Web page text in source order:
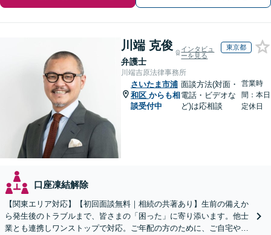
川端 克俊
弁護士
インタビュ
ーを見る
東京都
川端吉原法律事務所
さいたま市浦
和区 からも相
談受付中
面談方法(対面・
電話・ビデオな
ど)は応相談
営業時
間：本日
定休日
口座凍結解除
【関東エリア対応】【初回面談無料｜相続の共著あり】生前の備えか
ら発生後のトラブルまで、皆さまの「困った」に寄り添います。他士
業とも連携しワンストップで対応。ご年配の方のために、ご自宅やご